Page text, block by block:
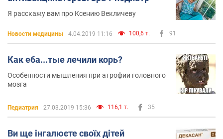
Я расскажу вам про Ксению Векличеву
Новости медицины 4.04.2019 11:16 100,6 т. 91
Как еба...тые лечили корь?
Особенности мышления при атрофии головного
мозга
Педиатрия 27.03.2019 15:36 116,1 т. 35
Ви ще інгалюєте своїх дітей